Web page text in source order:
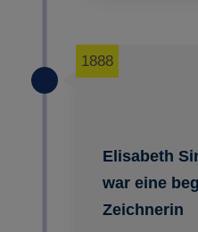
Elisabeth
war eine
Zeichnerin
1888